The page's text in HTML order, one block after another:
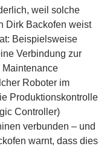
weil solche
Dirk Backofen weist
Beispielsweise
Verbindung zur
Roboter im
Produktionskontrolle
Controller)
verbunden – und
warnt, dass dies